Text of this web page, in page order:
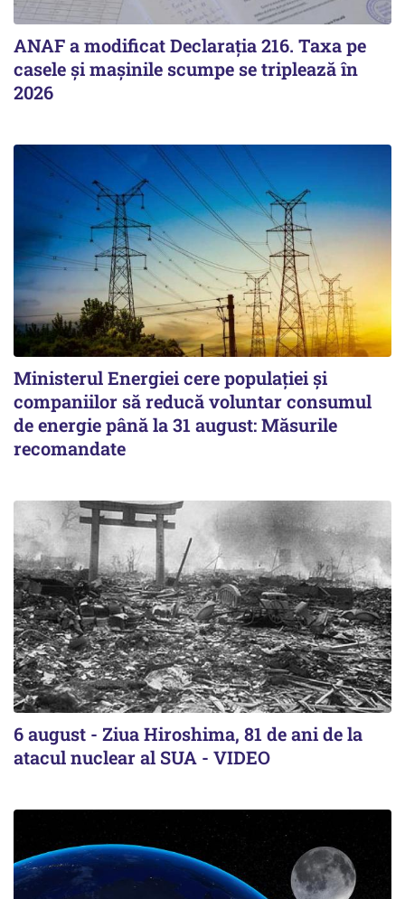
ANAF a modificat Declarația 216. Taxa pe
casele și mașinile scumpe se triplează în
2026
Ministerul Energiei cere populației și
companiilor să reducă voluntar consumul
de energie până la 31 august: Măsurile
recomandate
6 august - Ziua Hiroshima, 81 de ani de la
atacul nuclear al SUA - VIDEO